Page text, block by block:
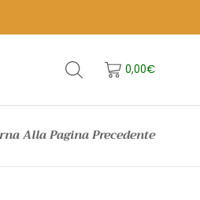
0,00€
Alla Pagina Precedente